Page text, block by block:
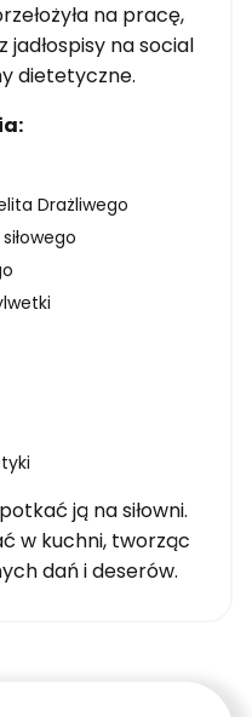
na pracę,
na social
dietetyczne.
Drażliwego
ją na siłowni.
w kuchni, tworząc
dań i deserów.